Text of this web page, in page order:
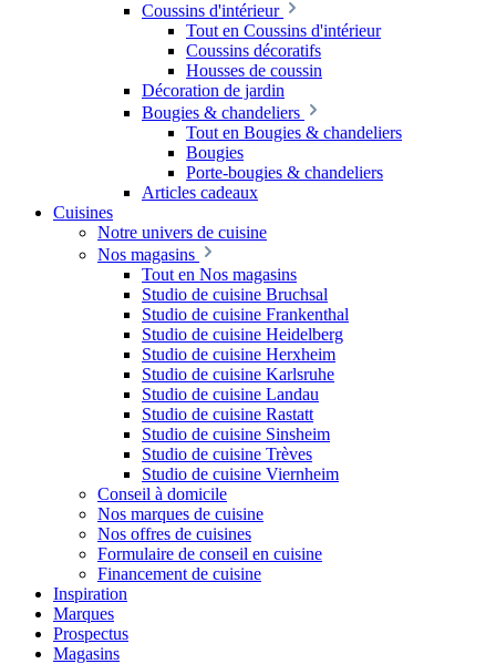
Coussins d'intérieur
Tout en Coussins d'intérieur
Coussins décoratifs
Housses de coussin
Décoration de jardin
Bougies & chandeliers
Tout en Bougies & chandeliers
Bougies
Porte-bougies & chandeliers
Articles cadeaux
Cuisines
Notre univers de cuisine
Nos magasins
Tout en Nos magasins
Studio de cuisine Bruchsal
Studio de cuisine Frankenthal
Studio de cuisine Heidelberg
Studio de cuisine Herxheim
Studio de cuisine Karlsruhe
Studio de cuisine Landau
Studio de cuisine Rastatt
Studio de cuisine Sinsheim
Studio de cuisine Trèves
Studio de cuisine Viernheim
Conseil à domicile
Nos marques de cuisine
Nos offres de cuisines
Formulaire de conseil en cuisine
Financement de cuisine
Inspiration
Marques
Prospectus
Magasins